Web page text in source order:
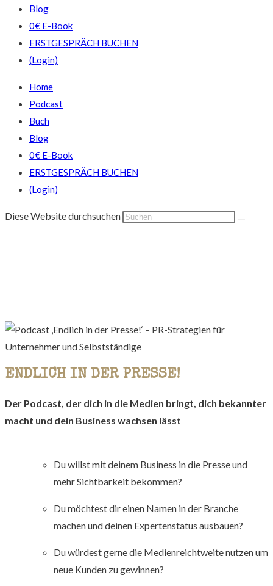
Blog
0€ E-Book
ERSTGESPRÄCH BUCHEN
(Login)
Home
Podcast
Buch
Blog
0€ E-Book
ERSTGESPRÄCH BUCHEN
(Login)
Diese Website durchsuchen
ENDLICH IN DER PRESSE!
Der Podcast, der dich in die Medien bringt, dich bekannter
macht und dein Business wachsen lässt
Du willst mit deinem Business in die Presse und
mehr Sichtbarkeit bekommen?
Du möchtest dir einen Namen in der Branche
machen und deinen Expertenstatus ausbauen?
Du würdest gerne die Medienreichtweite nutzen um
neue Kunden zu gewinnen?